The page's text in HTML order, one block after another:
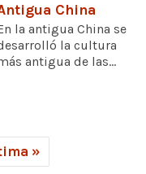
China
la antigua China se
la cultura
antigua de las...
»